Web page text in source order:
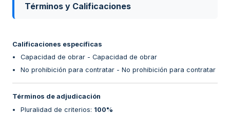
Términos y Calificaciones
Calificaciones específicas
Capacidad de obrar - Capacidad de obrar
No prohibición para contratar - No prohibición para contratar
Términos de adjudicación
Pluralidad de criterios: 100%